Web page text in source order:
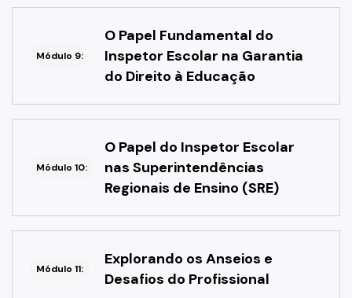
Módulo 9:
O Papel Fundamental do
Inspetor Escolar na Garantia
do Direito à Educação
Módulo 10:
O Papel do Inspetor Escolar
nas Superintendências
Regionais de Ensino (SRE)
Módulo 11:
Explorando os Anseios e
Desafios do Profissional